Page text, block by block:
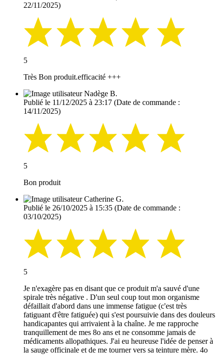
22/11/2025)
5
Très Bon produit.efficacité +++
Nadège B.
Publié le 11/12/2025 à 23:17 (Date de commande :
14/11/2025)
5
Bon produit
Catherine G.
Publié le 26/10/2025 à 15:35 (Date de commande :
03/10/2025)
5
Je n'exagère pas en disant que ce produit m'a sauvé d'une
spirale très négative . D'un seul coup tout mon organisme
défaillait d'abord dans une immense fatigue (c'est très
fatiguant d'être fatiguée) qui s'est poursuivie dans des douleurs
handicapantes qui arrivaient à la chaîne. Je me rapproche
tranquillement de mes 8o ans et ne consomme jamais de
médicaments allopathiques. J'ai eu heureuse l'idée de penser à
la sauge officinale et de me tourner vers sa teinture mère. 4o